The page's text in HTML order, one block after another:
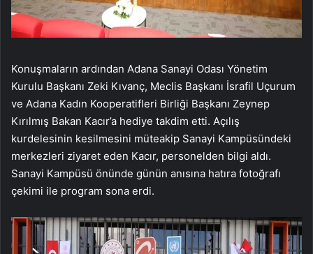
Konuşmaların ardından Adana Sanayi Odası Yönetim
Kurulu Başkanı Zeki Kıvanç, Meclis Başkanı İsrafil Uçurum
ve Adana Kadın Kooperatifleri Birliği Başkanı Zeynep
Kırılmış Bakan Kacır’a hediye takdim etti. Açılış
kurdelesinin kesilmesini müteakip Sanayi Kampüsündeki
merkezleri ziyaret eden Kacır, personelden bilgi aldı.
Sanayi Kampüsü önünde günün anısına hatıra fotoğrafı
çekimi ile program sona erdi.